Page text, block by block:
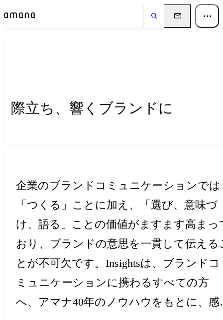
Insightsインサイト
際立ち、響くブランドに
企業のブランドコミュニケーションでは
「つくる」ことに加え、「選び、意味づ
け、語る」ことの価値がますます高まっ
おり、ブランドの意思を一貫して伝える
とが不可欠です。Insightsは、ブランドコ
ミュニケーションに携わるすべての方
へ、アマナ40年のノウハウをもとに、感